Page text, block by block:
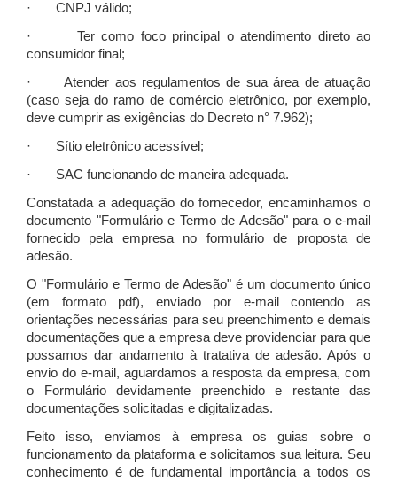
· CNPJ válido;
· Ter como foco principal o atendimento direto ao
consumidor final;
· Atender aos regulamentos de sua área de atuação
(caso seja do ramo de comércio eletrônico, por exemplo,
deve cumprir as exigências do Decreto n° 7.962);
· Sítio eletrônico acessível;
· SAC funcionando de maneira adequada.
Constatada a adequação do fornecedor, encaminhamos o
documento "Formulário e Termo de Adesão" para o e-mail
fornecido pela empresa no formulário de proposta de
adesão.
O "Formulário e Termo de Adesão" é um documento único
(em formato pdf), enviado por e-mail contendo as
orientações necessárias para seu preenchimento e demais
documentações que a empresa deve providenciar para que
possamos dar andamento à tratativa de adesão. Após o
envio do e-mail, aguardamos a resposta da empresa, com
o Formulário devidamente preenchido e restante das
documentações solicitadas e digitalizadas.
Feito isso, enviamos à empresa os guias sobre o
funcionamento da plataforma e solicitamos sua leitura. Seu
conhecimento é de fundamental importância a todos os